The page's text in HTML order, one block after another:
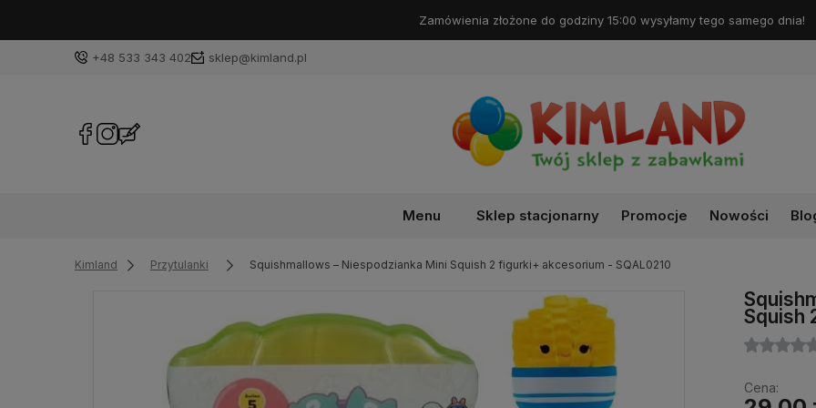
Darmowa dostawa od 99 zł!
+48 533 343 402 sklep@kimland.pl
Menu Sklep stacjonarny Promocje Nowości
Kimland Przytulanki Squishmallows – Niespodzianka Mini Squish 2 figurki+ akcesorium - SQAL0210
Squish
Cena: